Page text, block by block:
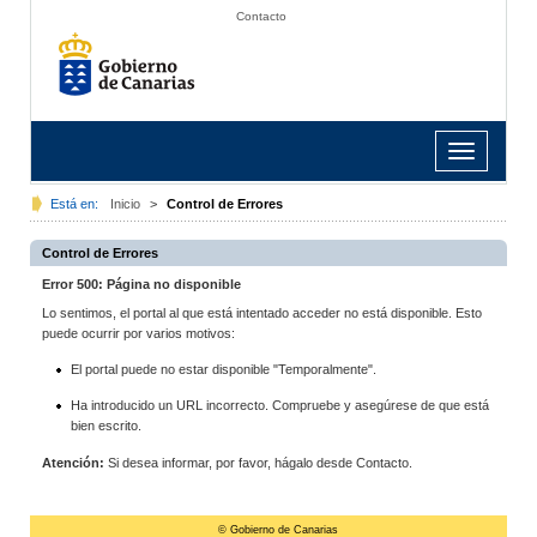
Contacto
Toggle
navigation
Está en: Inicio > Control de Errores
Control de Errores
Error 500: Página no disponible
Lo sentimos, el portal al que está intentado acceder no está disponible. Esto
puede ocurrir por varios motivos:
El portal puede no estar disponible "Temporalmente".
Ha introducido un URL incorrecto. Compruebe y asegúrese de que está
bien escrito.
Atención: Si desea informar, por favor, hágalo desde Contacto.
© Gobierno de Canarias